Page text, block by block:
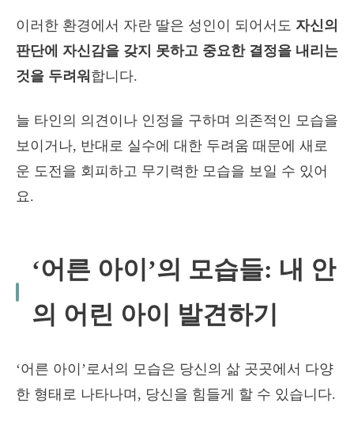
이러한 환경에서 자란 딸은 성인이 되어서도 자신의
판단에 자신감을 갖지 못하고 중요한 결정을 내리는
것을 두려워 합니다.
늘 타인의 의견이나 인정을 구하며 의존적인 모습을
보이거나, 반대로 실수에 대한 두려움 때문에 새로
운 도전을 회피하고 무기력한 모습을 보일 수 있어
요.
‘어른 아이’의 모습들: 내 안
의 어린 아이 발견하기
‘어른 아이’로서의 모습은 당신의 삶 곳곳에서 다양
한 형태로 나타나며, 당신을 힘들게 할 수 있습니다.